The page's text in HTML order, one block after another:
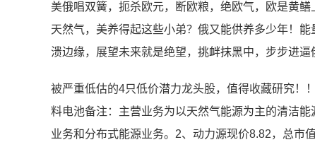
美俄唱双簧，扼杀欧元，断欧粮，绝欧气，欧是黄
天然气，美养得起这些小弟？俄又能供养多少年！
溃边缘，展望未来就是绝望，挑衅抹黑中，步步进
被严重低估的4只低价潜力龙头股，值得收藏研究！
料电池备注：主营业务为以天然气能源为主的清洁
业务和分布式能源业务。2、动力源现价8.82，总市